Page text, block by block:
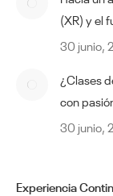
(XR) y el
30 junio,
¿Clases
con
30 junio,
Experiencia